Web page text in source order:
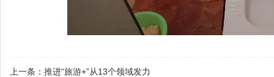
上一条： 推进“旅游+”从13个领域发力